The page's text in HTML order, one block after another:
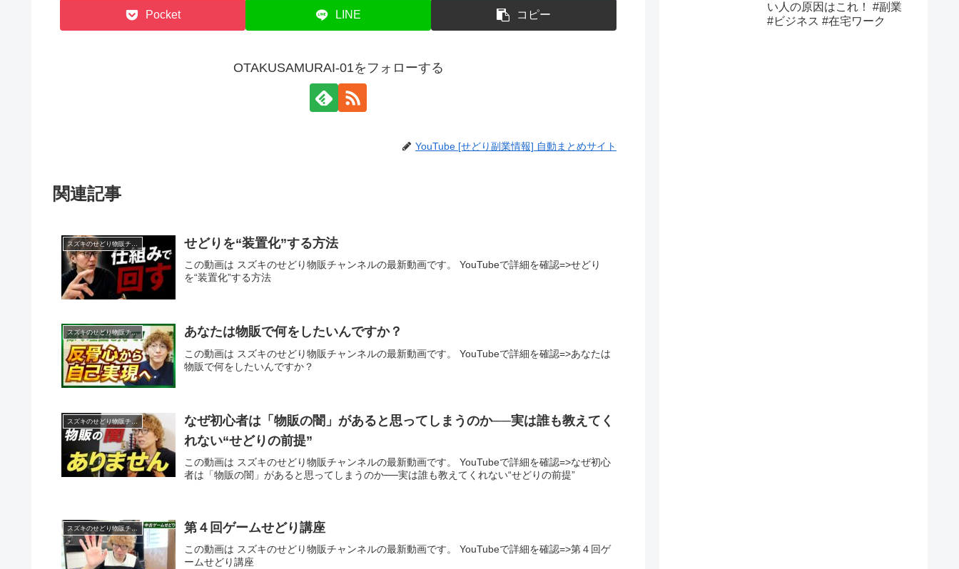
Pocket LINE コピー
OTAKUSAMURAI-01をフォローする
YouTube [せどり副業情報] 自動まとめサイト
関連記事
スズキのせどり物販チャンネル せどりを“装置化”する方法
この動画は スズキのせどり物販チャンネルの最新動画です。 YouTubeで詳細を確認=>せどり
を“装置化”する方法
スズキのせどり物販チャンネル あなたは物販で何をしたいんですか？
この動画は スズキのせどり物販チャンネルの最新動画です。 YouTubeで詳細を確認=>あなたは
物販で何をしたいんですか？
スズキのせどり物販チャンネル
なぜ初心者は「物販の闇」があると思ってしまうのか──実は誰も教えてく
れない“せどりの前提”
この動画は スズキのせどり物販チャンネルの最新動画です。 YouTubeで詳細を確認=>なぜ初心
者は「物販の闇」があると思ってしまうのか──実は誰も教えてくれない“せどりの前提”
スズキのせどり物販チャンネル 第４回ゲームせどり講座
この動画は スズキのせどり物販チャンネルの最新動画です。 YouTubeで詳細を確認=>第４回ゲ
ームせどり講座
い人の原因はこれ！ #副業
#ビジネス #在宅ワーク